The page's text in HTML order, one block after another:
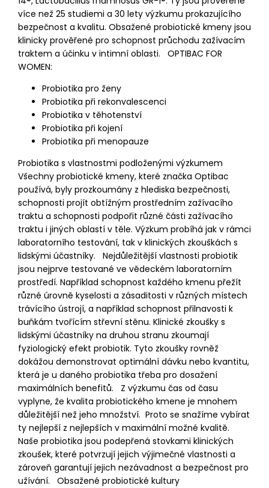
více než 25 studiemi a 30 lety výzkumu prokazujícího
bezpečnost a kvalitu. Obsažené probiotické kmeny jsou
klinicky prověřené pro schopnost průchodu zažívacím
traktem a účinku v intimní oblasti. OPTIBAC FOR
WOMEN:
Probiotika pro ženy
Probiotika při rekonvalescenci
Probiotika v těhotenství
Probiotika při kojení
Probiotika při menopauze
Probiotika s vlastnostmi podloženými výzkumem
Všechny probiotické kmeny, které značka Optibac
používá, byly prozkoumány z hlediska bezpečnosti,
schopnosti projít obtížným prostředním zažívacího
traktu a schopnosti podpořit různé části zažívacího
traktu i jiných oblastí v těle. Výzkum probíhá jak v rámci
laboratorního testování, tak v klinických zkouškách s
lidskými účastníky. Nejdůležitější vlastnosti probiotik
jsou nejprve testované ve vědeckém laboratorním
prostředí. Například schopnost každého kmenu přežít
různé úrovně kyselosti a zásaditosti v různých místech
trávícího ústrojí, a například schopnost přilnavosti k
buňkám tvořícím střevní stěnu. Klinické zkoušky s
lidskými účastníky na druhou stranu zkoumají
fyziologický efekt probiotik. Tyto zkoušky rovněž
dokážou demonstrovat optimální dávku nebo kvantitu,
která je u daného probiotika třeba pro dosažení
maximálních benefitů. Z výzkumu čas od času
vyplyne, že kvalita probiotického kmene je mnohem
důležitější než jeho množství. Proto se snažíme vybírat
ty nejlepší z nejlepších v maximální možné kvalitě.
Naše probiotika jsou podepřená stovkami klinických
zkoušek, které potvrzují jejich výjimečné vlastnosti a
zároveň garantují jejich nezávadnost a bezpečnost pro
užívání. Obsažené probiotické kultury